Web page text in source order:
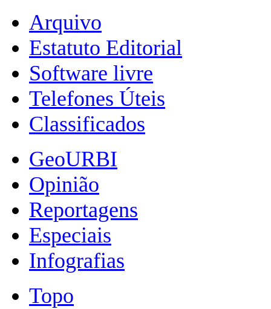
Arquivo
Estatuto Editorial
Software livre
Telefones Úteis
Classificados
GeoURBI
Opinião
Reportagens
Especiais
Infografias
Topo